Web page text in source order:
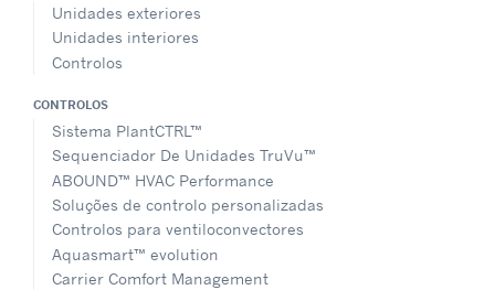
Unidades exteriores
Unidades interiores
Controlos
CONTROLOS
Sistema PlantCTRL™
Sequenciador De Unidades TruVu™
ABOUND™ HVAC Performance
Soluções de controlo personalizadas
Controlos para ventiloconvectores
Aquasmart™ evolution
Carrier Comfort Management